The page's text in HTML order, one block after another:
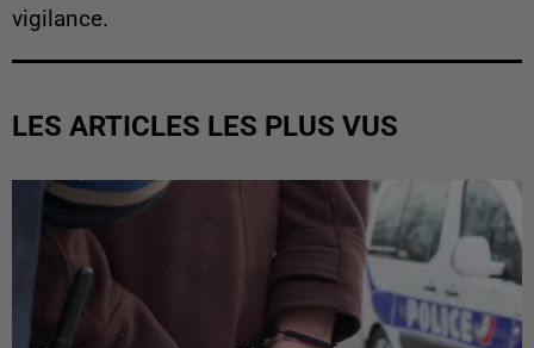
vigilance.
LES ARTICLES LES PLUS VUS